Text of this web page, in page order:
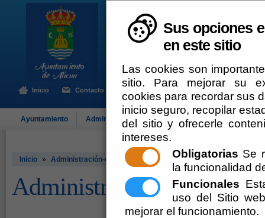
Sus opciones
en este sitio
Las cookies son
sitio. Para mejorar su
cookies para recordar sus
inicio seguro, recopilar
del sitio y ofrecerle
intereses.
Obligatorias Se
la funcionalidad
Funcionales
uso del Sitio
mejorar el funcionamiento.
Inicio Contacto
Ayuntamiento Administración-e Qué Hacer Cuando Alicún
Inicio » Administración-e
Administración-e